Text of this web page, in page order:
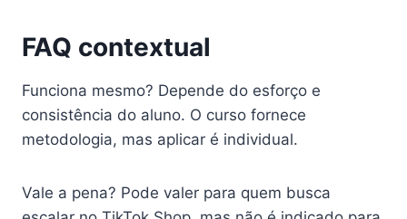
FAQ contextual
Funciona mesmo? Depende do esforço e
consistência do aluno. O curso fornece
metodologia, mas aplicar é individual.
Vale a pena? Pode valer para quem busca